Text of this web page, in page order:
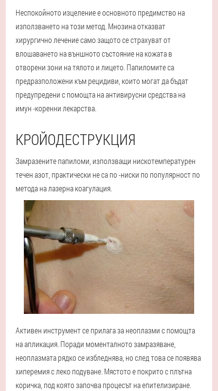
Неспокойното изцеление е основното предимство на
използването на този метод. Мнозина отказват
хирургично лечение само защото се страхуват от
влошаването на външното състояние на кожата в
отворени зони на тялото и лицето. Папиломите са
предразположени към рецидиви, които могат да бъдат
предупредени с помощта на антивирусни средства на
имун -коренни лекарства.
КРОЙОДЕСТРУКЦИЯ
Замразените папиломи, използващи нискотемпературен
течен азот, практически не са по -ниски по популярност по
метода на лазерна коагулация.
Активен инструмент се прилага за неоплазми с помощта
на апликация. Поради моменталното замразяване,
неоплазмата рядко се избледнява, но след това се появява
хиперемия с леко подуване. Мястото е покрито с плътна
коричка, под която започва процесът на епителизиране.